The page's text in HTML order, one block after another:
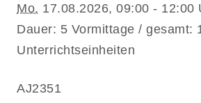
Mo. 17.08.2026, 09:00 - 12:00
Dauer: 5 Vormittage / gesamt:
Unterrichtseinheiten
AJ2351